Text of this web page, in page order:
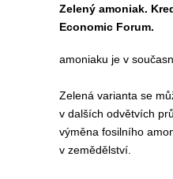
Zelený amoniak.
Economic Forum.
amoniaku je v
Zelená varianta se
v dalších odvětvích
výměna fosilního
v zemědělství.